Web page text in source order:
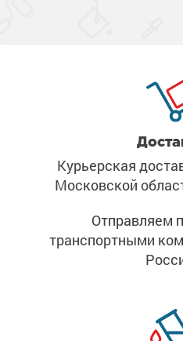
Курьерская
Московской
Отправляем
транспортными